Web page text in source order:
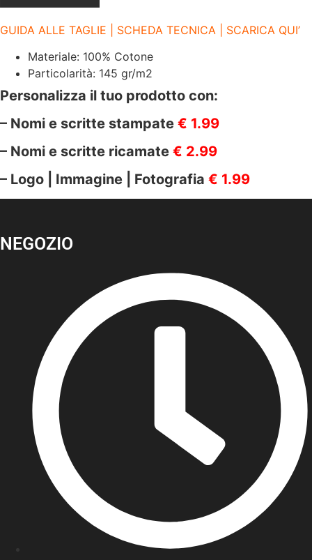
GUIDA ALLE TAGLIE | SCHEDA TECNICA | SCARICA QUI’
Materiale: 100% Cotone
Particolarità: 145 gr/m2
Personalizza il tuo prodotto con:
– Nomi e scritte stampate € 1.99
– Nomi e scritte ricamate € 2.99
– Logo | Immagine | Fotografia € 1.99
NEGOZIO